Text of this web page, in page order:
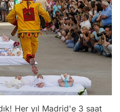
Her yıl Madrid'e 3 saat